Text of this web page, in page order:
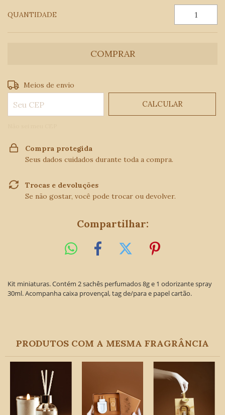
QUANTIDADE
Entregas para o CEP:
Meios de envio
CALCULAR
Compra protegida
Seus dados cuidados durante toda a compra.
Trocas e devoluções
Se não gostar, você pode trocar ou devolver.
Compartilhar:
Kit miniaturas. Contém 2 sachês perfumados 8g e 1 odorizante spray
30ml. Acompanha caixa provençal, tag de/para e papel cartão.
PRODUTOS COM A MESMA FRAGRÂNCIA